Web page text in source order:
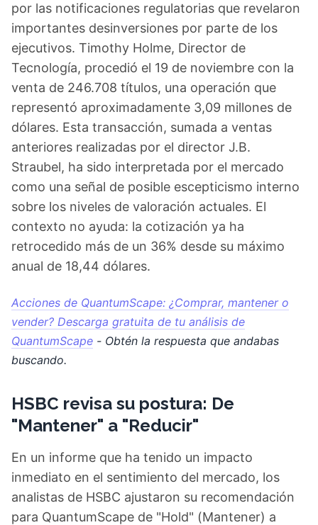
por las notificaciones regulatorias que revelaron
importantes desinversiones por parte de los
ejecutivos. Timothy Holme, Director de
Tecnología, procedió el 19 de noviembre con la
venta de 246.708 títulos, una operación que
representó aproximadamente 3,09 millones de
dólares. Esta transacción, sumada a ventas
anteriores realizadas por el director J.B.
Straubel, ha sido interpretada por el mercado
como una señal de posible escepticismo interno
sobre los niveles de valoración actuales. El
contexto no ayuda: la cotización ya ha
retrocedido más de un 36% desde su máximo
anual de 18,44 dólares.
Acciones de QuantumScape: ¿Comprar, mantener o
vender? Descarga gratuita de tu análisis de
QuantumScape - Obtén la respuesta que andabas
buscando.
HSBC revisa su postura: De
"Mantener" a "Reducir"
En un informe que ha tenido un impacto
inmediato en el sentimiento del mercado, los
analistas de HSBC ajustaron su recomendación
para QuantumScape de "Hold" (Mantener) a